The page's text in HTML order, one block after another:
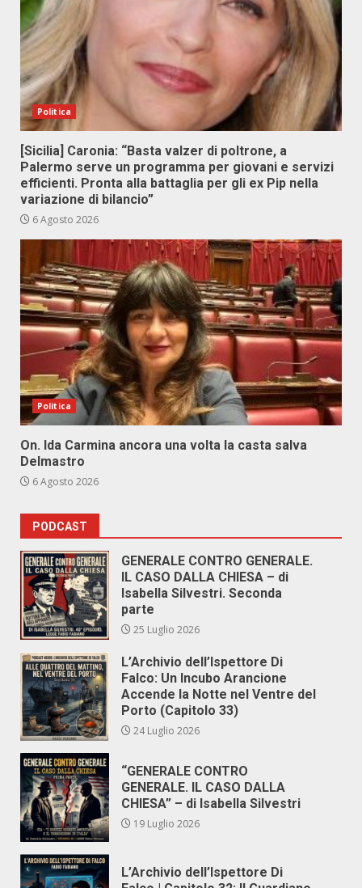
Politica
[Sicilia] Caronia: “Basta valzer di poltrone, a
Palermo serve un programma per giovani e servizi
efficienti. Pronta alla battaglia per gli ex Pip nella
variazione di bilancio”
6 Agosto 2026
Politica
On. Ida Carmina ancora una volta la casta salva
Delmastro
6 Agosto 2026
PODCAST
GENERALE CONTRO GENERALE.
IL CASO DALLA CHIESA – di
Isabella Silvestri. Seconda
parte
25 Luglio 2026
L’Archivio dell’Ispettore Di
Falco: Un Incubo Arancione
Accende la Notte nel Ventre del
Porto (Capitolo 33)
24 Luglio 2026
“GENERALE CONTRO
GENERALE. IL CASO DALLA
CHIESA” – di Isabella Silvestri
19 Luglio 2026
L’Archivio dell’Ispettore Di